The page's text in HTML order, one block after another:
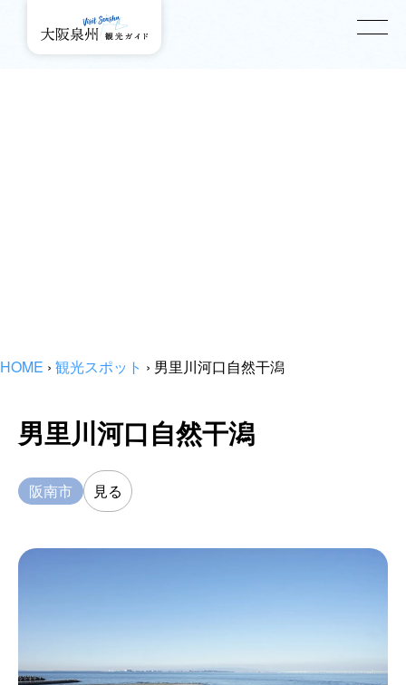
HOME › 観光スポット › 男里川河口自然干潟
男里川河口自然干潟
阪南市 見る